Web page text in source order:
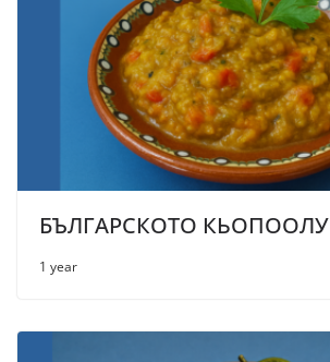
БЪЛГАРСКОТО КЬОПООЛУ
1 year